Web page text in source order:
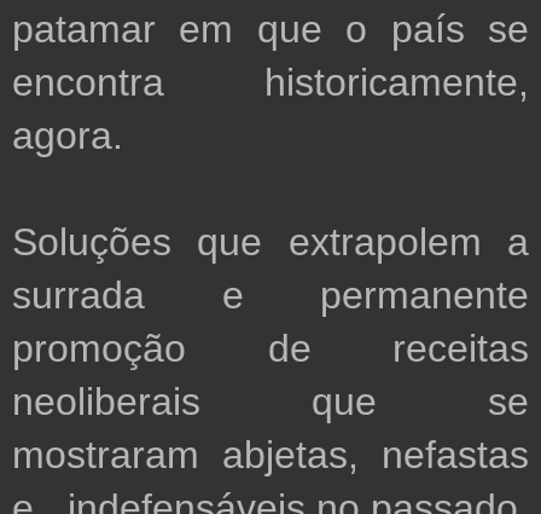
patamar em que o país se
encontra historicamente,
agora.
Soluções que extrapolem a
surrada e permanente
promoção de receitas
neoliberais que se
mostraram abjetas, nefastas